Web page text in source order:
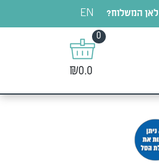
לאן המשלוח? EN
0
₪0.0